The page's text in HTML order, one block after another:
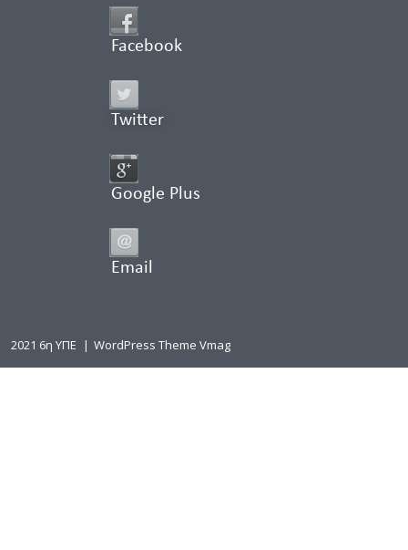
Facebook
Twitter
Google Plus
Email
2021 6η ΥΠΕ | WordPress Theme Vmag